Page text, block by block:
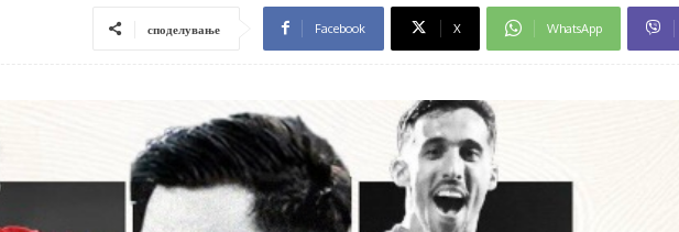
споделување Facebook X WhatsApp